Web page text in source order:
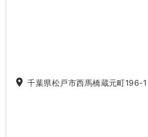
place 千葉県松戸市西馬橋蔵元町196-1